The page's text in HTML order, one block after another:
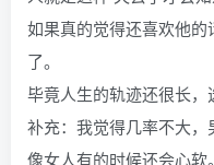
如果真的觉得还喜欢他
了。
毕竟人生的轨迹还很长，
补充：我觉得几率不大
像女人有的时候还会心软。